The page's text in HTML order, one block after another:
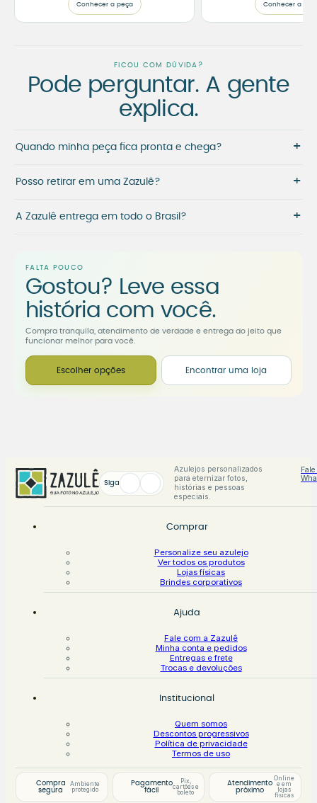
Conhecer a peça Conhecer a
FICOU COM DÚVIDA?
Pode perguntar. A gente
explica.
Quando minha peça fica pronta e chega? +
Posso retirar em uma Zazulê? +
A Zazulê entrega em todo o Brasil? +
FALTA POUCO
Gostou? Leve essa
história com você.
Compra tranquila, atendimento de verdade e entrega do jeito que
funcionar melhor para você.
Escolher opções Encontrar uma loja
Siga
Azulejos personalizados
para eternizar fotos,
histórias e pessoas
especiais.
Comprar
Personalize seu azulejo
Ver todos os produtos
Lojas físicas
Brindes corporativos
Ajuda
Fale com a Zazulê
Minha conta e pedidos
Entregas e frete
Trocas e devoluções
Institucional
Quem somos
Descontos progressivos
Política de privacidade
Termos de uso
Compra
segura
Ambiente
protegido
Pagamento
fácil
Pix,
cartões e
boleto
Atendimento
próximo
Online
e em
lojas
físicas